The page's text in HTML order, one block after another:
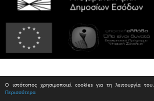
Ο ιστότοπος χρησιμοποιεί cookies για τη λειτουργία του.
Περισσότερα